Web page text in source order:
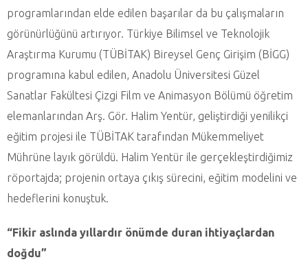
programlarından elde edilen başarılar da bu çalışmaların
görünürlüğünü artırıyor. Türkiye Bilimsel ve Teknolojik
Araştırma Kurumu (TÜBİTAK) Bireysel Genç Girişim (BİGG)
programına kabul edilen, Anadolu Üniversitesi Güzel
Sanatlar Fakültesi Çizgi Film ve Animasyon Bölümü öğretim
elemanlarından Arş. Gör. Halim Yentür, geliştirdiği yenilikçi
eğitim projesi ile TÜBİTAK tarafından Mükemmeliyet
Mührüne layık görüldü. Halim Yentür ile gerçekleştirdiğimiz
röportajda; projenin ortaya çıkış sürecini, eğitim modelini ve
hedeflerini konuştuk.
“Fikir aslında yıllardır önümde duran ihtiyaçlardan
doğdu”